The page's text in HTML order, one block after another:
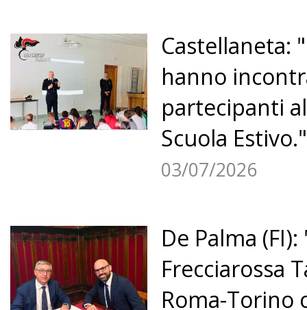
Castellaneta:
hanno
partecipanti
Scuola
03/07/2026
De Palma (FI):
Frecciarossa
Roma-Torino